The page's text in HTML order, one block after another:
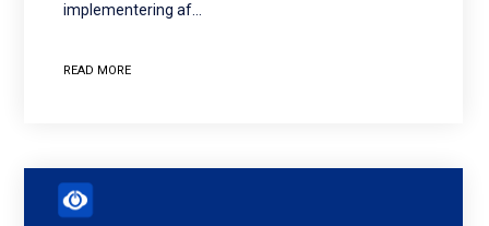
implementering af…
READ MORE